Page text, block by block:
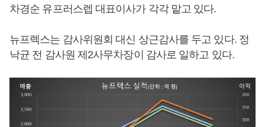
차경순 유프러스렙 대표이사가 각각 맡고 있다.
뉴프렉스는 감사위원회 대신 상근감사를 두고 있다. 정
낙균 전 감사원 제2사무차장이 감사로 일하고 있다.